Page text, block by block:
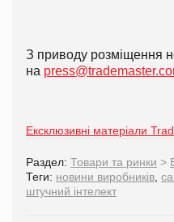
З приводу розміщення
на
Ексклюзивні матеріали
Раздел: Товари та ринки >
Теги: новини виробників
штучний інтелект